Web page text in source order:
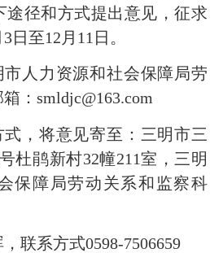
途径和方式提出意见，征求
日至12月11日。
人力资源和社会保障局劳
：smldjc@163.com
，将意见寄至：三明市三
杜鹃新村32幢211室，三明
保障局劳动关系和监察科
系方式0598-7506659